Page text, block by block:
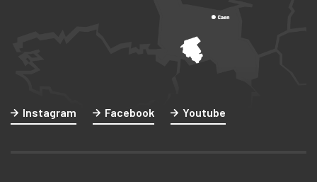
Instagram Facebook Youtube